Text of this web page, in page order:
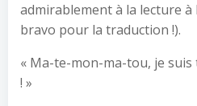
admirablement à la lecture
bravo pour la traduction !).
« Ma-te-mon-ma-tou, je
! »